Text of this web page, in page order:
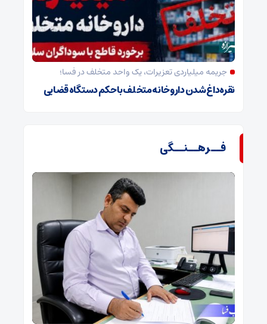
جریمه میلیاردی تعزیرات، یک واحد متخلف در فسا؛
نقره‌داغ شدن داروخانه متخلف با حکم دستگاه قضایی
فــرهــنــگی